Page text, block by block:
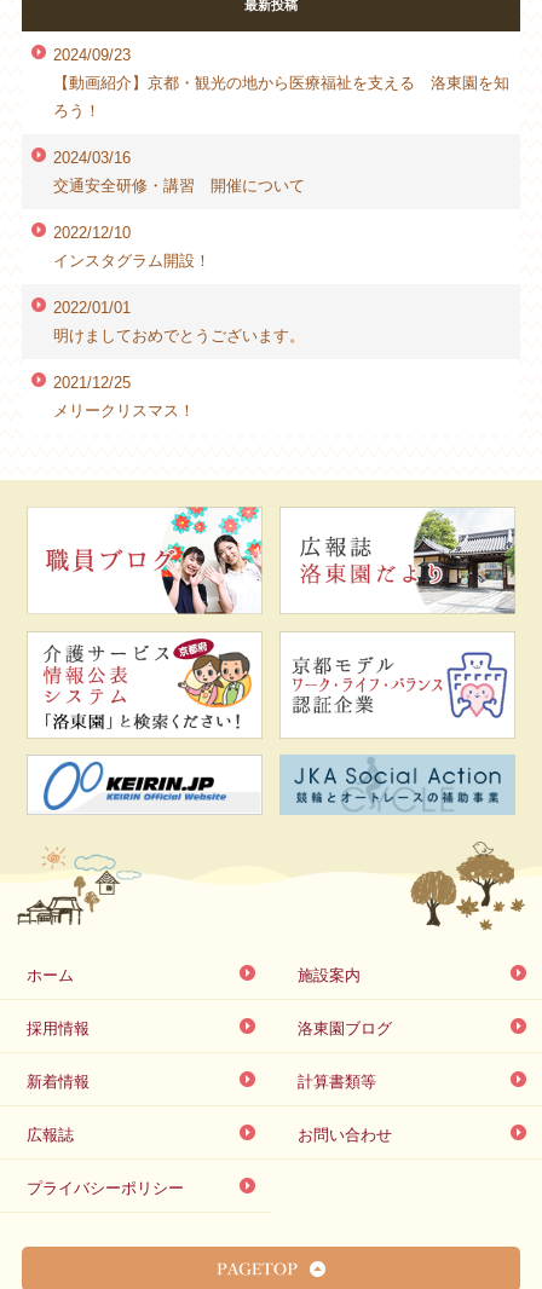
最新投稿
2024/09/23
【動画紹介】京都・観光の地から医療福祉を支える 洛東園を知
ろう！
2024/03/16
交通安全研修・講習 開催について
2022/12/10
インスタグラム開設！
2022/01/01
明けましておめでとうございます。
2021/12/25
メリークリスマス！
ホーム 施設案内
採用情報 洛東園ブログ
新着情報 計算書類等
広報誌 お問い合わせ
プライバシーポリシー